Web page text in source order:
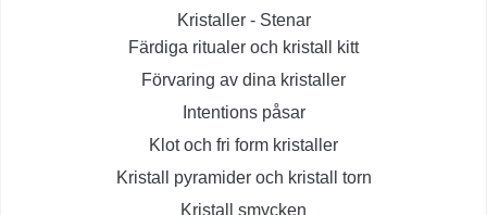
Kristaller - Stenar
Färdiga ritualer och kristall kitt
Förvaring av dina kristaller
Intentions påsar
Klot och fri form kristaller
Kristall pyramider och kristall torn
Kristall smycken